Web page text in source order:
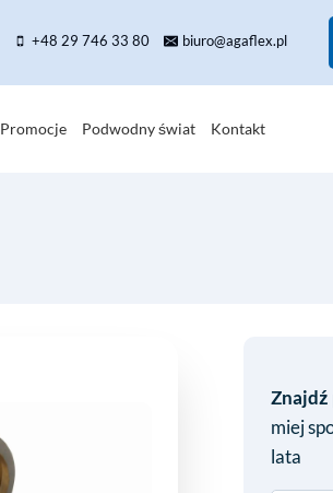
+48 29 746 33 80 biuro@agaflex.pl
Promocje Podwodny świat Kontakt
miej
lata